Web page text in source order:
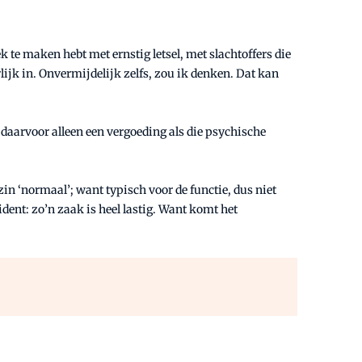
te maken hebt met ernstig letsel, met slachtoffers die
in. Onvermijdelijk zelfs, zou ik denken. Dat kan
alleen een vergoeding als die psychische
‘normaal’; want typisch voor de functie, dus niet
zo’n zaak is heel lastig. Want komt het